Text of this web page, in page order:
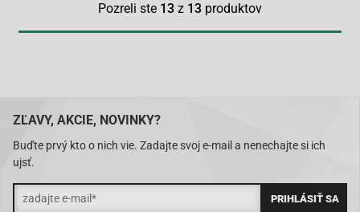
Pozreli ste 13 z 13 produktov
ZĽAVY, AKCIE, NOVINKY?
Buďte prvý kto o nich vie. Zadajte svoj e-mail a nenechajte si ich
ujsť.